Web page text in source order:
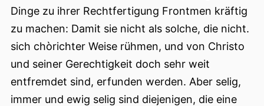
Dinge zu ihrer Rechtfertigung Frontmen kräftig
zu machen: Damit sie nicht als solche, die nicht.
sich chòrichter Weise rühmen, und von Christo
und seiner Gerechtigkeit doch sehr weit
entfremdet sind, erfunden werden. Aber selig,
immer und ewig selig sind diejenigen, die eine